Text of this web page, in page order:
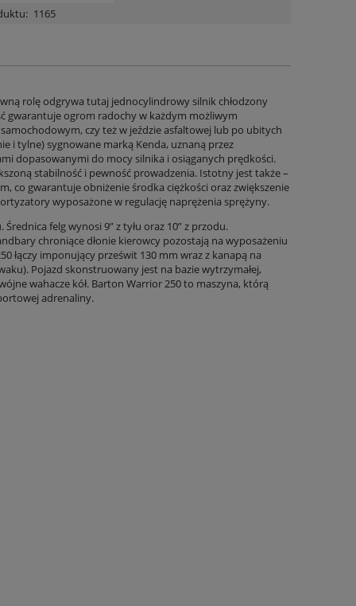
1165
rolę odgrywa tutaj jednocylindrowy silnik chłodzony
gwarantuje ogrom radochy w każdym możliwym
czy też w jeździe asfaltowej lub po ubitych
i tylne) sygnowane marką Kenda, uznaną przez
dopasowanymi do mocy silnika i osiąganych prędkości.
stabilność i pewność prowadzenia. Istotny jest także –
co gwarantuje obniżenie środka ciężkości oraz zwiększenie
wyposażone w regulację naprężenia sprężyny.
felg wynosi 9” z tyłu oraz 10” z przodu.
chroniące dłonie kierowcy pozostają na wyposażeniu
łączy imponujący prześwit 130 mm wraz z kanapą na
Pojazd skonstruowany jest na bazie wytrzymałej,
wahacze kół. Barton Warrior 250 to maszyna, którą
adrenaliny.